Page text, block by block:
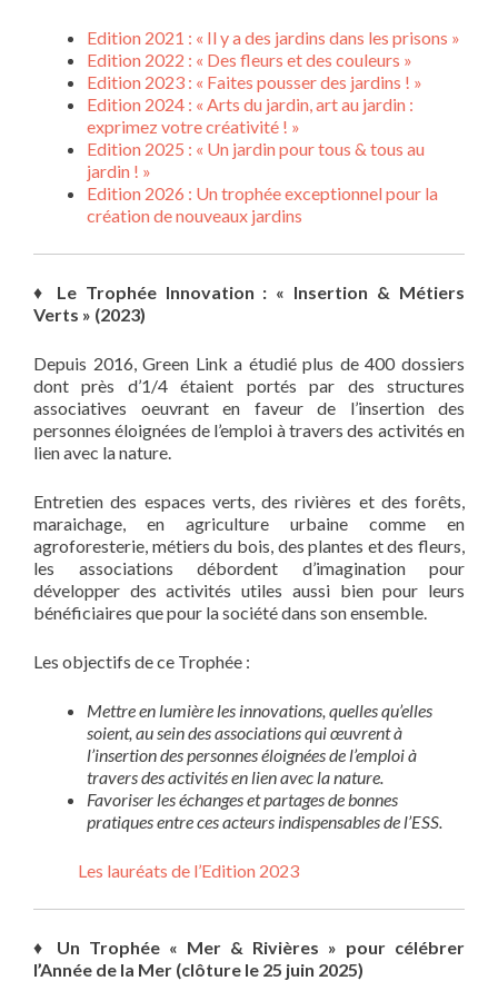
Edition 2021 : « Il y a des jardins dans les prisons »
Edition 2022 : « Des fleurs et des couleurs »
Edition 2023 : « Faites pousser des jardins ! »
Edition 2024 : « Arts du jardin, art au jardin :
exprimez votre créativité ! »
Edition 2025 : « Un jardin pour tous & tous au
jardin ! »
Edition 2026 : Un trophée exceptionnel pour la
création de nouveaux jardins
♦ Le Trophée Innovation : « Insertion & Métiers
Verts » (2023)
Depuis 2016, Green Link a étudié plus de 400 dossiers
dont près d’1/4 étaient portés par des structures
associatives oeuvrant en faveur de l’insertion des
personnes éloignées de l’emploi à travers des activités en
lien avec la nature.
Entretien des espaces verts, des rivières et des forêts,
maraichage, en agriculture urbaine comme en
agroforesterie, métiers du bois, des plantes et des fleurs,
les associations débordent d’imagination pour
développer des activités utiles aussi bien pour leurs
bénéficiaires que pour la société dans son ensemble.
Les objectifs de ce Trophée :
Mettre en lumière les innovations, quelles qu’elles
soient, au sein des associations qui œuvrent à
l’insertion des personnes éloignées de l’emploi à
travers des activités en lien avec la nature.
Favoriser les échanges et partages de bonnes
pratiques entre ces acteurs indispensables de l’ESS.
Les lauréats de l’Edition 2023
♦ Un Trophée « Mer & Rivières » pour célébrer
l’Année de la Mer (clôture le 25 juin 2025)